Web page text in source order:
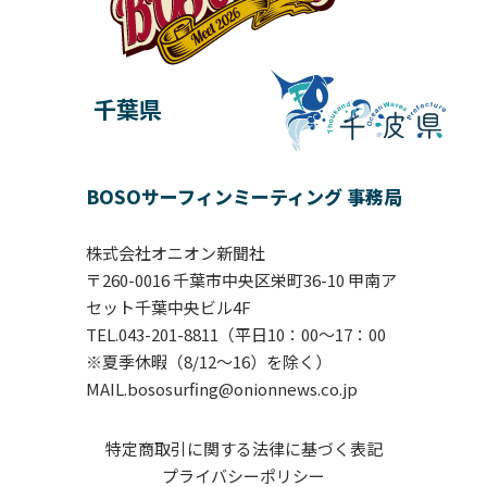
千葉県
BOSOサーフィンミーティング 事務局
株式会社オニオン新聞社
〒260-0016 千葉市中央区栄町36-10 甲南ア
セット千葉中央ビル4F
TEL.043-201-8811（平日10：00〜17：00
※夏季休暇（8/12～16）を除く）
MAIL.bososurfing@onionnews.co.jp
特定商取引に関する法律に基づく表記
プライバシーポリシー